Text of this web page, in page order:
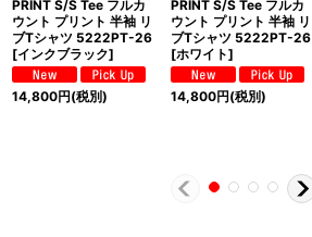
PRINT S/S Tee フルカ
ウント プリント 半袖 リ
ブTシャツ 5222PT-26
[インクブラック]
14,800円(税別)
PRINT S/S Tee フルカ
ウント プリント 半袖 リ
ブTシャツ 5222PT-26
[ホワイト]
14,800円(税別)